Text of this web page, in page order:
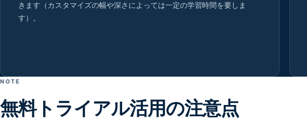
きます（カスタマイズの幅や深さによっては一定の学習時間を要しま
す）。
NOTE
無料トライアル活用の注意点